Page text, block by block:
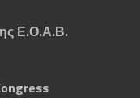
Ε.Ο.Α.Β.